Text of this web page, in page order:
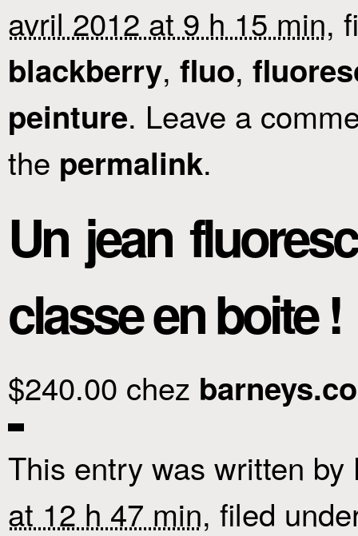
avril 2012 at 9 h 15 min,
blackberry, fluo,
peinture. Leave a
the permalink.
Un jean
classe en boite !
$240.00 chez
This entry was written by
at 12 h 47 min, filed